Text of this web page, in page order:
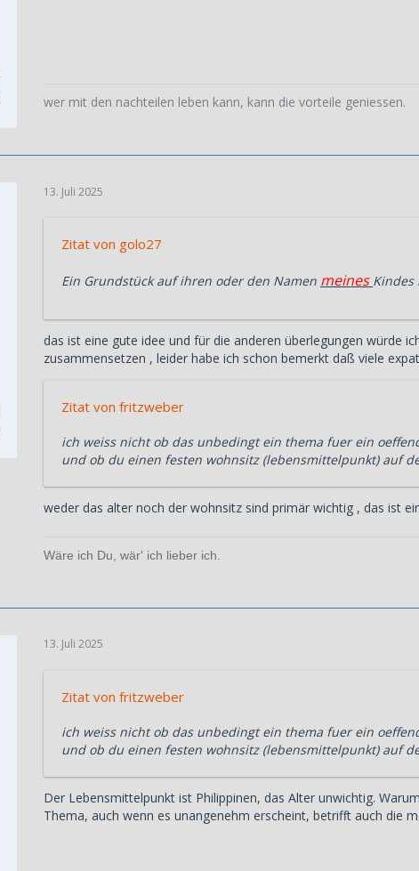
wer mit den nachteilen leben kann, kann die vorteile geniessen.
13. Juli 2025
Zitat von golo27
Ein Grundstück auf ihren oder den Namen meines Kindes
das ist eine gute idee und für die anderen überlegungen würde
zusammensetzen , leider habe ich schon bemerkt daß viele
Zitat von fritzweber
ich weiss nicht ob das unbedingt ein thema fuer ein
und ob du einen festen wohnsitz (lebensmittelpunkt) auf
weder das alter noch der wohnsitz sind primär wichtig , das ist
Wäre ich Du, wär' ich lieber ich.
13. Juli 2025
Zitat von fritzweber
ich weiss nicht ob das unbedingt ein thema fuer ein
und ob du einen festen wohnsitz (lebensmittelpunkt) auf
Der Lebensmittelpunkt ist Philippinen, das Alter unwichtig.
Thema, auch wenn es unangenehm erscheint, betrifft auch die